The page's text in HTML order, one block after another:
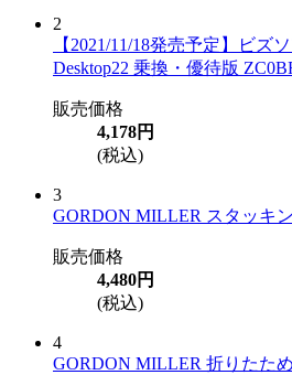
2
【2021/11/18発売予定】ビズ
Desktop22 乗換・優待版
販売価格
4,178円
(税込)
3
GORDON MILLER スタッキ
販売価格
4,480円
(税込)
4
GORDON MILLER 折りたた